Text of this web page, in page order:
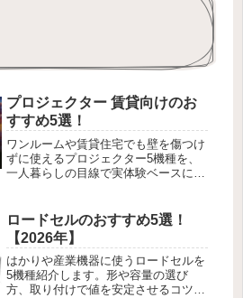
プロジェクター 賃貸向けのお
すすめ5選！
ワンルームや賃貸住宅でも壁を傷つけ
ずに使えるプロジェクター5機種を、
一人暮らしの目線で実体験ベースに紹
ロードセルのおすすめ5選！
【2026年】
はかりや産業機器に使うロードセルを
5機種紹介します。形や容量の選び
方、取り付けで値を安定させるコツ、